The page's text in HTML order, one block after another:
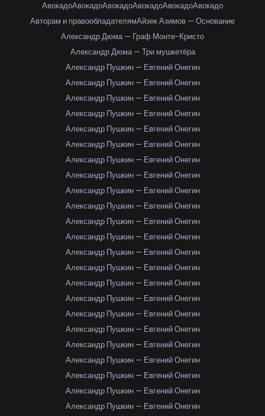
АвокадоАвокадоАвокадоАвокадоАвокадоАвокадо
Авторам и правообладателямАйзек Азимов — Основание
Александр Дюма — Граф Монте-Кристо
Александр Дюма — Три мушкетёра
Александр Пушкин — Евгений Онегин
Александр Пушкин — Евгений Онегин
Александр Пушкин — Евгений Онегин
Александр Пушкин — Евгений Онегин
Александр Пушкин — Евгений Онегин
Александр Пушкин — Евгений Онегин
Александр Пушкин — Евгений Онегин
Александр Пушкин — Евгений Онегин
Александр Пушкин — Евгений Онегин
Александр Пушкин — Евгений Онегин
Александр Пушкин — Евгений Онегин
Александр Пушкин — Евгений Онегин
Александр Пушкин — Евгений Онегин
Александр Пушкин — Евгений Онегин
Александр Пушкин — Евгений Онегин
Александр Пушкин — Евгений Онегин
Александр Пушкин — Евгений Онегин
Александр Пушкин — Евгений Онегин
Александр Пушкин — Евгений Онегин
Александр Пушкин — Евгений Онегин
Александр Пушкин — Евгений Онегин
Александр Пушкин — Евгений Онегин
Александр Пушкин — Евгений Онегин